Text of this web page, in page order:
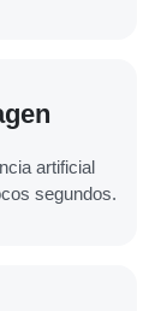
artificial
segundos.